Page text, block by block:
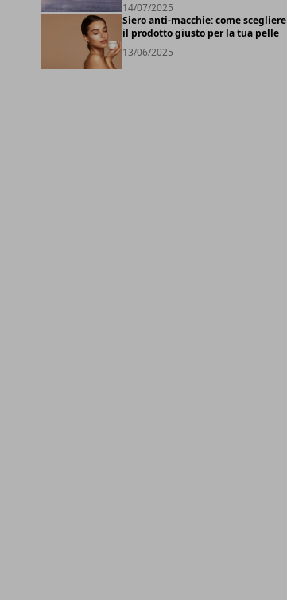
14/07/2025
Siero anti-macchie: come scegliere
il prodotto giusto per la tua pelle
13/06/2025